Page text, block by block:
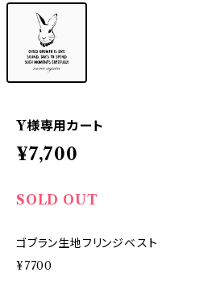
Y様専用カート
¥7,700
SOLD OUT
ゴブラン生地フリンジベスト
¥7700